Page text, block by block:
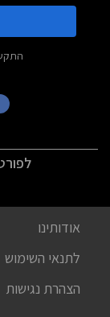
אודותינו
לתנאי השימוש
הצהרת נגישות